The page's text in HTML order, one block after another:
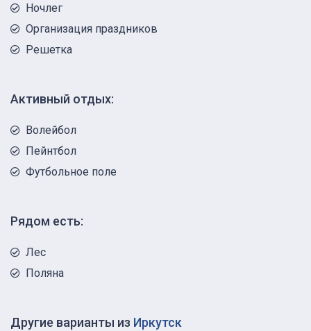
Ночлег
Организация праздников
Решетка
Активный отдых:
Волейбол
Пейнтбол
Футбольное поле
Рядом есть:
Лес
Поляна
Другие варианты из Иркутск